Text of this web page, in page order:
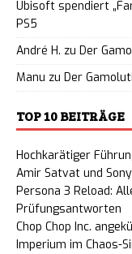
Ubisoft spendiert
PS5
André H. zu Der
Manu zu Der
TOP 10 BEITRÄGE
Hochkarätiger
Amir Satvat und
Persona 3 Reload:
Prüfungsantworten
Chop Chop Inc.
Imperium im Chaos-